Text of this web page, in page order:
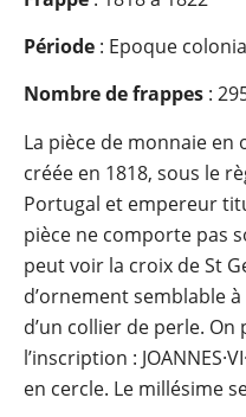
Période : Epoque
Nombre de frappes :
La pièce de monnaie en
créée en 1818, sous le
Portugal et empereur
pièce ne comporte pas
peut voir la croix de St
d’ornement semblable
d’un collier de perle.
l’inscription :
en cercle. Le millésime